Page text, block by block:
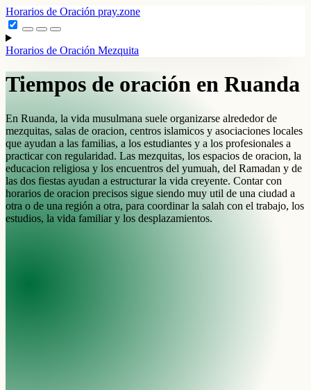
Horarios de Oración pray.zone
Horarios de Oración Mezquita
Tiempos de oración en Ruanda
En Ruanda, la vida musulmana suele organizarse alrededor de
mezquitas, salas de oracion, centros islamicos y asociaciones locales
que ayudan a las familias, a los estudiantes y a los profesionales a
practicar con regularidad. Las mezquitas, los espacios de oracion, la
educacion religiosa y los encuentros del yumuah, del Ramadan y de
las dos fiestas ayudan a estructurar la vida creyente. Contar con
horarios de oracion precisos sigue siendo muy util de una ciudad a
otra o de una región a otra, para coordinar la salah con el trabajo, los
estudios, la vida familiar y los desplazamientos.